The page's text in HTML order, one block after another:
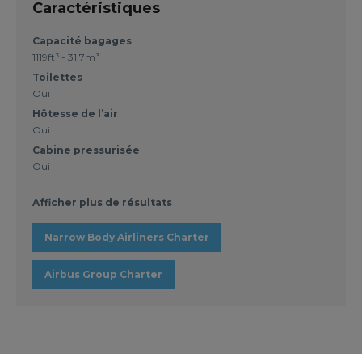
Caractéristiques
Capacité bagages
1119ft³ - 31.7m³
Toilettes
Oui
Hôtesse de l’air
Oui
Cabine pressurisée
Oui
Afficher plus de résultats
Narrow Body Airliners Charter
Airbus Group Charter